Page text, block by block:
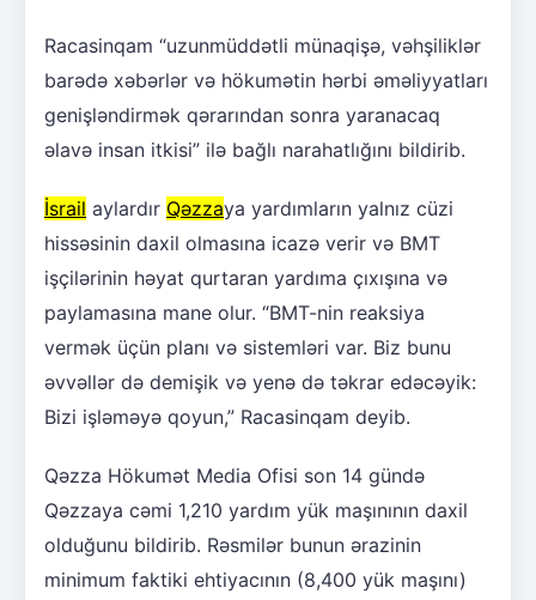
Racasinqam “uzunmüddətli münaqişə, vəhşiliklər
barədə xəbərlər və hökumətin hərbi əməliyyatları
genişləndirmək qərarından sonra yaranacaq
əlavə insan itkisi” ilə bağlı narahatlığını bildirib.
İsrail aylardır Qəzzaya yardımların yalnız cüzi
hissəsinin daxil olmasına icazə verir və BMT
işçilərinin həyat qurtaran yardıma çıxışına və
paylamasına mane olur. “BMT-nin reaksiya
vermək üçün planı və sistemləri var. Biz bunu
əvvəllər də demişik və yenə də təkrar edəcəyik:
Bizi işləməyə qoyun,” Racasinqam deyib.
Qəzza Hökumət Media Ofisi son 14 gündə
Qəzzaya cəmi 1,210 yardım yük maşınının daxil
olduğunu bildirib. Rəsmilər bunun ərazinin
minimum faktiki ehtiyacının (8,400 yük maşını)